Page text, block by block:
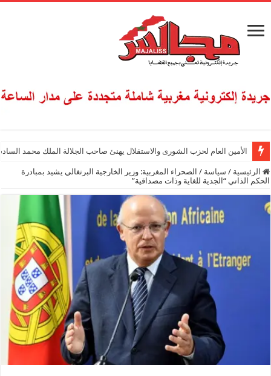
الأمين العام لحزب الشورى والاستقلال يهنئ صاحب الجلالة الملك محمد
الرئيسية / سياسة / الصحراء المغربية: وزير الخارجية البرتغالي يشيد بمبادرة
الحكم الذاتي “الجدية للغاية وذات مصداقية”